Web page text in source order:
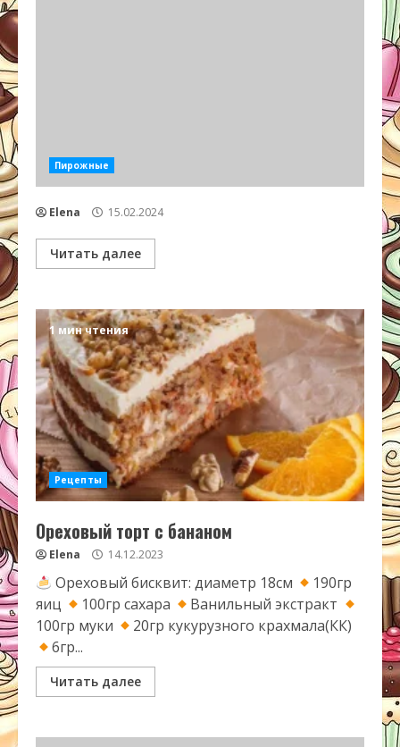
Пирожные
Elena 15.02.2024
Читать далее
1 мин чтения
Рецепты
Ореховый торт с бананом
Elena 14.12.2023
Ореховый бисквит: диаметр 18см
190гр
яиц
100гр сахара
Ванильный экстракт
100гр муки
20гр кукурузного крахмала(КК)
6гр...
Читать далее